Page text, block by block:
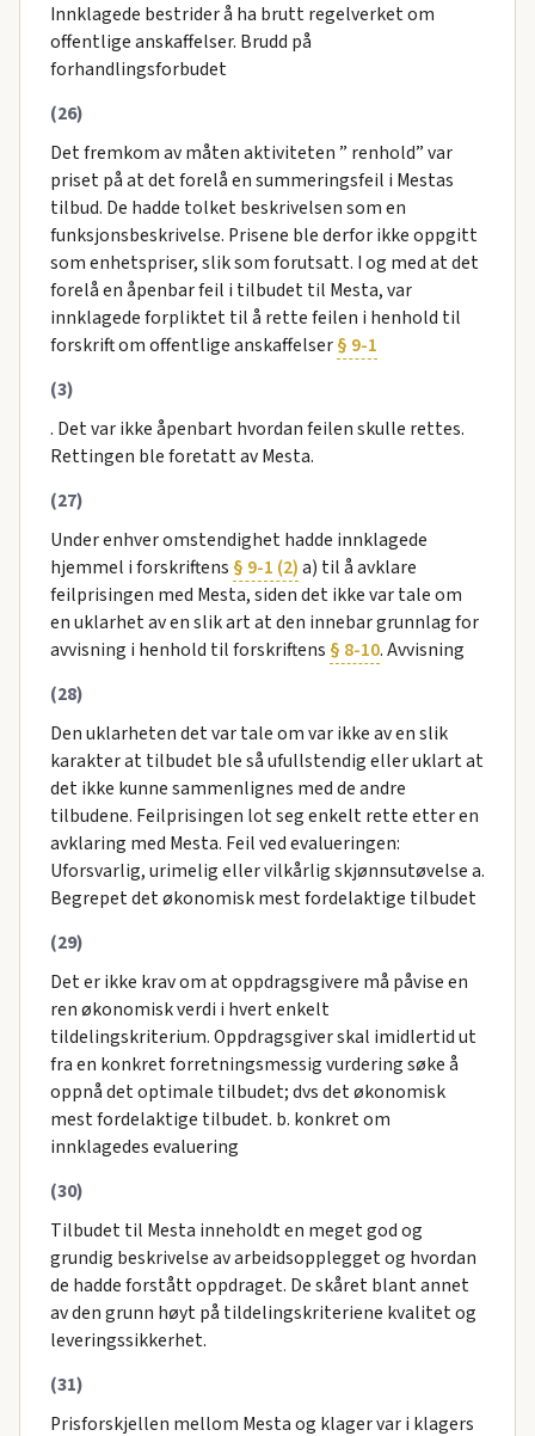
Innklagede bestrider å ha brutt regelverket om
offentlige anskaffelser. Brudd på
forhandlingsforbudet
(26)
Det fremkom av måten aktiviteten ” renhold” var
priset på at det forelå en summeringsfeil i Mestas
tilbud. De hadde tolket beskrivelsen som en
funksjonsbeskrivelse. Prisene ble derfor ikke oppgitt
som enhetspriser, slik som forutsatt. I og med at det
forelå en åpenbar feil i tilbudet til Mesta, var
innklagede forpliktet til å rette feilen i henhold til
forskrift om offentlige anskaffelser§ 9-1
(3)
. Det var ikke åpenbart hvordan feilen skulle rettes.
Rettingen ble foretatt av Mesta.
(27)
Under enhver omstendighet hadde innklagede
hjemmel i forskriftens § 9-1 (2)a) til å avklare
feilprisingen med Mesta, siden det ikke var tale om
en uklarhet av en slik art at den innebar grunnlag for
avvisning i henhold til forskriftens § 8-10. Avvisning
(28)
Den uklarheten det var tale om var ikke av en slik
karakter at tilbudet ble så ufullstendig eller uklart at
det ikke kunne sammenlignes med de andre
tilbudene. Feilprisingen lot seg enkelt rette etter en
avklaring med Mesta. Feil ved evalueringen:
Uforsvarlig, urimelig eller vilkårlig skjønnsutøvelse a.
Begrepet det økonomisk mest fordelaktige tilbudet
(29)
Det er ikke krav om at oppdragsgivere må påvise en
ren økonomisk verdi i hvert enkelt
tildelingskriterium. Oppdragsgiver skal imidlertid ut
fra en konkret forretningsmessig vurdering søke å
oppnå det optimale tilbudet; dvs det økonomisk
mest fordelaktige tilbudet. b. konkret om
innklagedes evaluering
(30)
Tilbudet til Mesta inneholdt en meget god og
grundig beskrivelse av arbeidsopplegget og hvordan
de hadde forstått oppdraget. De skåret blant annet
av den grunn høyt på tildelingskriteriene kvalitet og
leveringssikkerhet.
(31)
Prisforskjellen mellom Mesta og klager var i klagers